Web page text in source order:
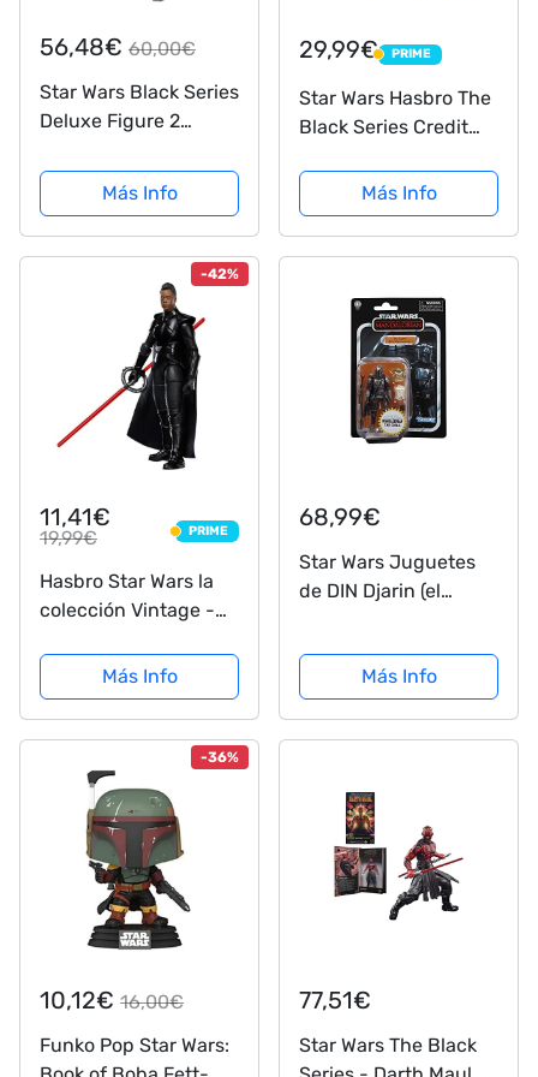
56,48€ 60,00€
Star Wars Black Series
Deluxe Figure 2
Más Info
29,99€ PRIME
PRIME
Star Wars Hasbro The
Black Series Credit
Mandalorian a Escala
de 15 cm - Juguete
para niños de 4 años
Más Info
-42%
11,41€
19,99€ PRIME
PRIME
Hasbro Star Wars la
colección Vintage -
Sister) a Escala de 9,5
cm - OBI-WAN Kenobi
- Figura de acción -
Más Info
68,99€
Star Wars Juguetes
de DIN Djarin (el
Niño The Vintage
Collection, Figuras de
acción de 9,5 cm para
niños a Partir de 4
Más Info
-36%
10,12€ 16,00€
Funko Pop Star Wars:
77,51€
Star Wars The Black